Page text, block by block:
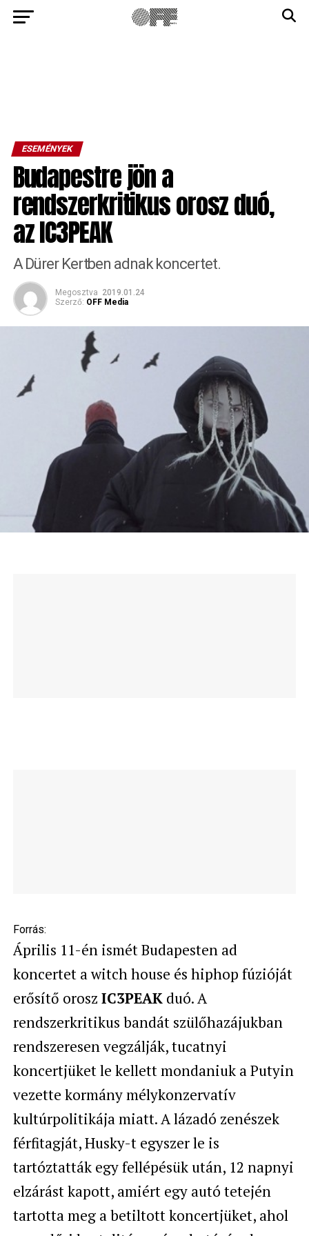
ESEMÉNYEK
Budapestre jön a
rendszerkritikus orosz duó,
az IC3PEAK
A Dürer Kertben adnak koncertet.
Megosztva 2019.01.24
Szerző: OFF Media
Forrás:
Április 11-én ismét Budapesten ad
koncertet a witch house és hiphop fúzióját
erősítő orosz IC3PEAKduó. A
rendszerkritikus bandát szülőhazájukban
rendszeresen vegzálják, tucatnyi
koncertjüket le kellett mondaniuk a Putyin
vezette kormány mélykonzervatív
kultúrpolitikája miatt. A lázadó zenészek
férfitagját, Husky-t egyszer le is
tartóztatták egy fellépésük után, 12 napnyi
elzárást kapott, amiért egy autó tetején
tartotta meg a betiltott koncertjüket, ahol